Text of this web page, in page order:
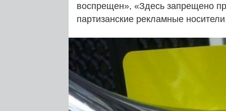
воспрещен», «Здесь запрещено
партизанские рекламные